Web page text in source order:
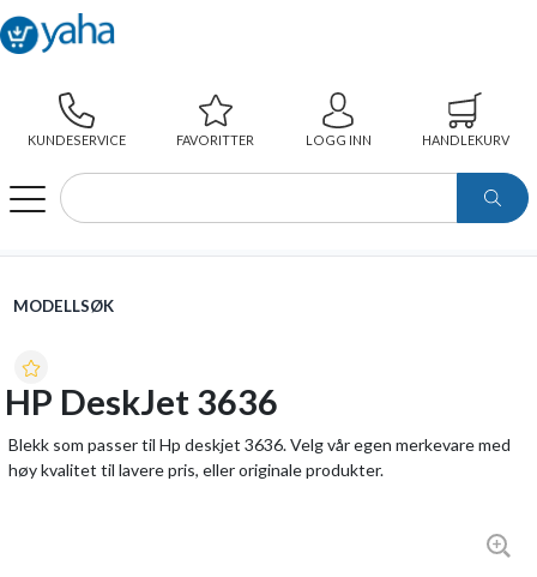
KUNDESERVICE FAVORITTER LOGG INN HANDLEKURV
WEBSHOP
MODELLSØK
HP DeskJet 3636
Blekk som passer til Hp deskjet 3636. Velg vår egen merkevare med
høy kvalitet til lavere pris, eller originale produkter.